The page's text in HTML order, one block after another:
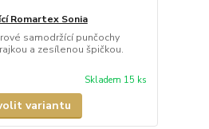
Romartex Sonia
samodržící punčochy
a zesílenou špičkou.
Skladem 15 ks
variantu